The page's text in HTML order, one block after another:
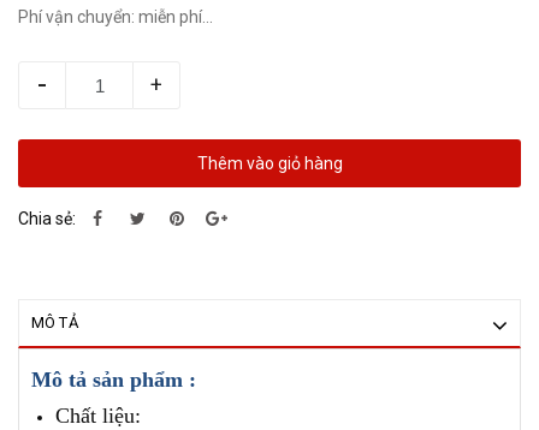
Phí vận chuyển: miễn phí...
- +
Thêm vào giỏ hàng
Chia sẻ:
MÔ TẢ
Mô tả sản phẩm :
Chất liệu: